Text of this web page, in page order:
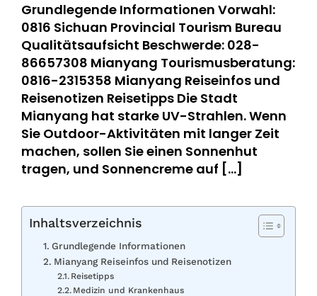
Grundlegende Informationen Vorwahl:
0816 Sichuan Provincial Tourism Bureau
Qualitätsaufsicht Beschwerde: 028-
86657308 Mianyang Tourismusberatung:
0816-2315358 Mianyang Reiseinfos und
Reisenotizen Reisetipps Die Stadt
Mianyang hat starke UV-Strahlen. Wenn
Sie Outdoor-Aktivitäten mit langer Zeit
machen, sollen Sie einen Sonnenhut
tragen, und Sonnencreme auf […]
Inhaltsverzeichnis
Grundlegende Informationen
Mianyang Reiseinfos und Reisenotizen
Reisetipps
Medizin und Krankenhaus